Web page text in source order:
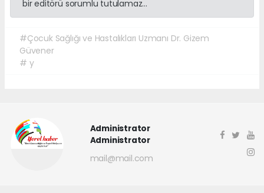
bir editörü sorumlu tutulamaz...
#Çocuk Sağlığı ve Hastalıkları Uzmanı Dr. Gizem
Güvener
# y
Administrator
Administrator
mail@mail.com